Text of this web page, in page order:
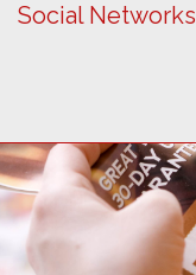
Social Networks